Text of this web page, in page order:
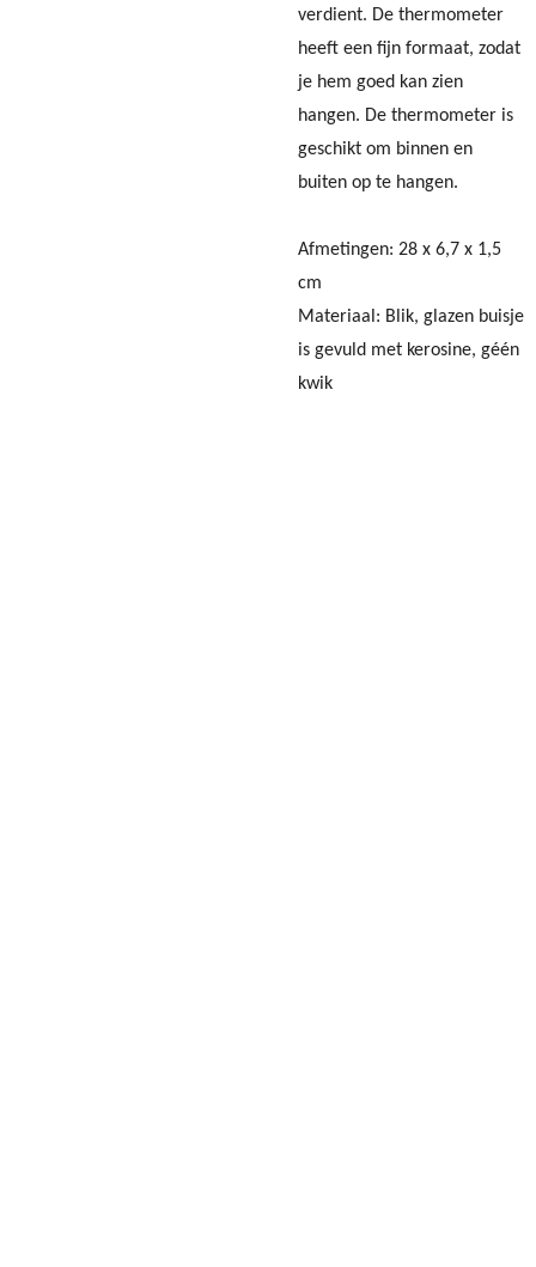
verdient. De thermometer
heeft een fijn formaat, zodat
je hem goed kan zien
hangen. De thermometer is
geschikt om binnen en
buiten op te hangen.
Afmetingen: 28 x 6,7 x 1,5
cm
Materiaal: Blik, glazen buisje
is gevuld met kerosine, géén
kwik